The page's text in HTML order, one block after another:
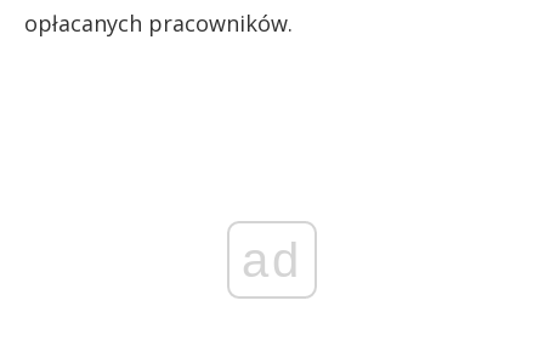
opłacanych pracowników.
ad